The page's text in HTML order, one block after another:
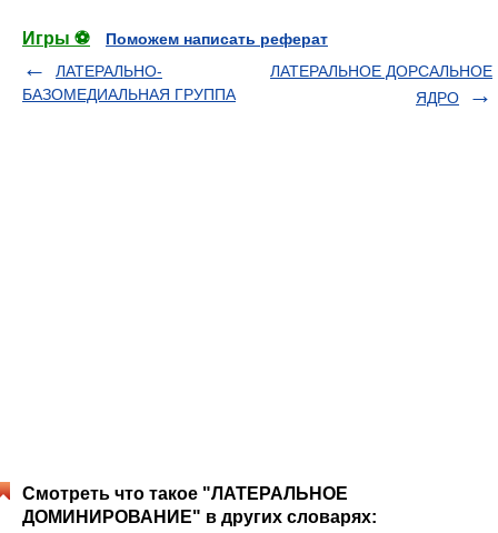
Игры ⚽
Поможем написать реферат
ЛАТЕРАЛЬНО-
БАЗОМЕДИАЛЬНАЯ ГРУППА
ЛАТЕРАЛЬНОЕ ДОРСАЛЬНОЕ
ЯДРО
Смотреть что такое "ЛАТЕРАЛЬНОЕ
ДОМИНИРОВАНИЕ" в других словарях: